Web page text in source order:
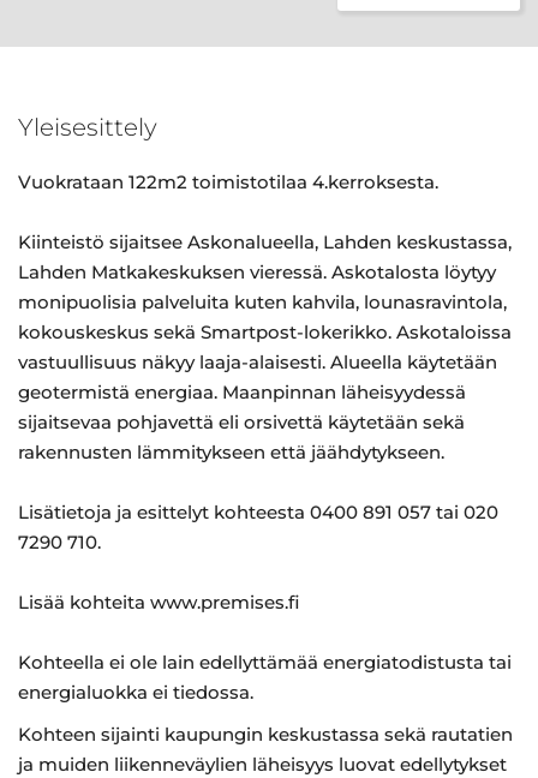
Yleisesittely
Vuokrataan 122m2 toimistotilaa 4.kerroksesta.
Kiinteistö sijaitsee Askonalueella, Lahden keskustassa,
Lahden Matkakeskuksen vieressä. Askotalosta löytyy
monipuolisia palveluita kuten kahvila, lounasravintola,
kokouskeskus sekä Smartpost-lokerikko. Askotaloissa
vastuullisuus näkyy laaja-alaisesti. Alueella käytetään
geotermistä energiaa. Maanpinnan läheisyydessä
sijaitsevaa pohjavettä eli orsivettä käytetään sekä
rakennusten lämmitykseen että jäähdytykseen.
Lisätietoja ja esittelyt kohteesta 0400 891 057 tai 020
7290 710.
Lisää kohteita www.premises.fi
Kohteella ei ole lain edellyttämää energiatodistusta tai
energialuokka ei tiedossa.
Kohteen sijainti kaupungin keskustassa sekä rautatien
ja muiden liikenneväylien läheisyys luovat edellytykset